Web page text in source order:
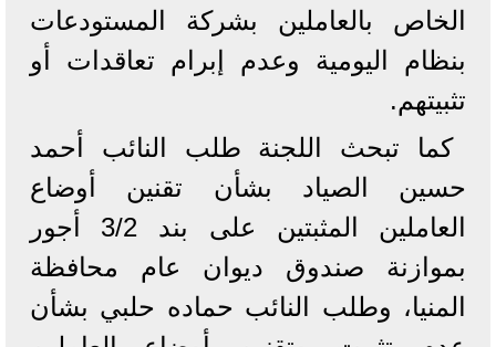
الخاص بالعاملين بشركة المستودعات
بنظام اليومية وعدم إبرام تعاقدات أو
تثبيتهم.
كما تبحث اللجنة طلب النائب أحمد
حسين الصياد بشأن تقنين أوضاع
العاملين المثبتين على بند 3/2 أجور
بموازنة صندوق ديوان عام محافظة
المنيا، وطلب النائب حماده حلبي بشأن